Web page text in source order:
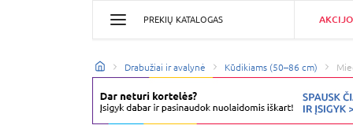
PREKIŲ KATALOGAS
Drabužiai ir avalynė Kūdikiams (50–86 cm)